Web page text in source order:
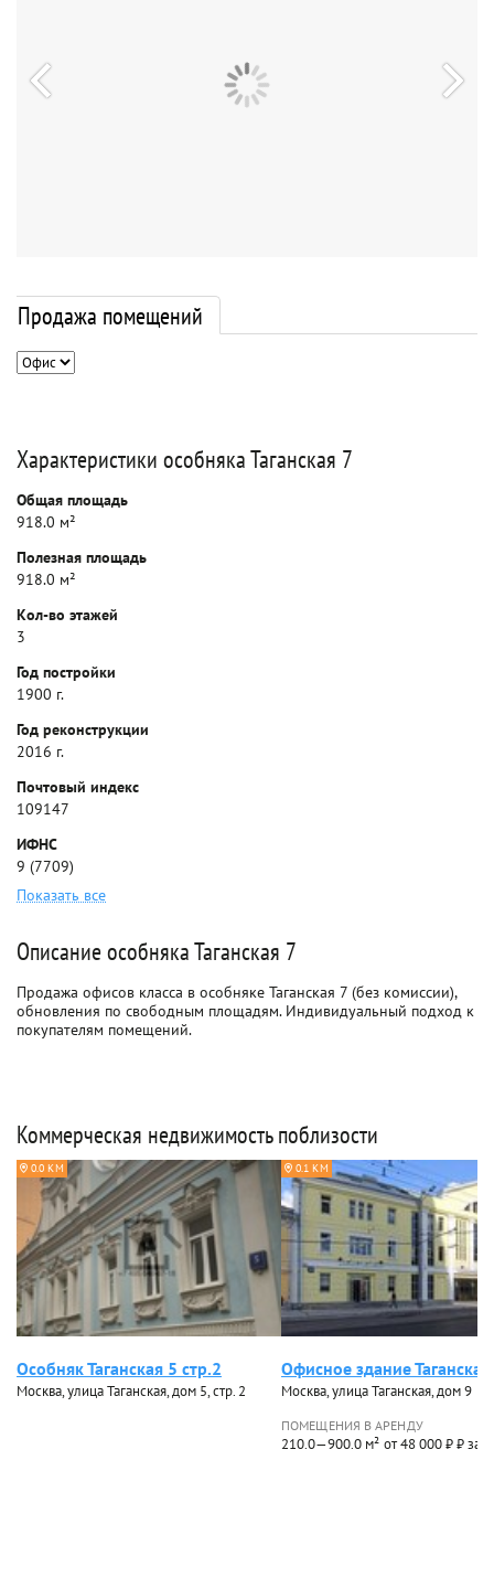
Продажа помещений
Характеристики особняка Таганская 7
Общая площадь
918.0 м²
Полезная площадь
918.0 м²
Кол-во этажей
3
Год постройки
1900 г.
Год реконструкции
2016 г.
Почтовый индекс
109147
ИФНС
9 (7709)
Показать все
Описание особняка Таганская 7
Продажа офисов класса в особняке Таганская 7 (без комиссии),
обновления по свободным площадям. Индивидуальный подход к
покупателям помещений.
Коммерческая недвижимость поблизости
0.0 КМ
Особняк Таганская 5 стр.2
Москва, улица Таганская, дом 5, стр. 2
0.1 КМ
Офисное здание
Москва, улица Таганская, дом 9
ПОМЕЩЕНИЯ В АРЕНДУ
210.0—900.0 м² от 48 000 ₽ ₽ за